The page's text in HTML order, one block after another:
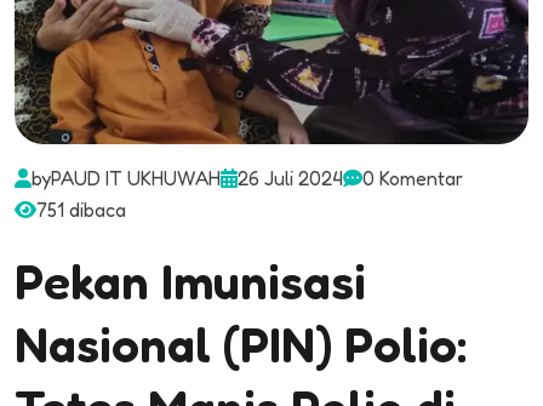
byPAUD IT UKHUWAH 26 Juli 2024
0 Komentar
751 dibaca
Pekan Imunisasi
Nasional (PIN) Polio: